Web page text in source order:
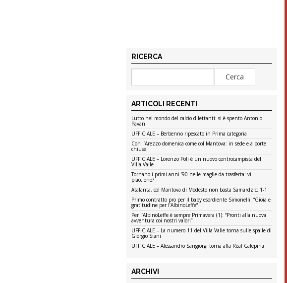
RICERCA
ARTICOLI RECENTI
Lutto nel mondo del calcio dilettanti: si è spento Antonio
Pavan
UFFICIALE – Berbenno ripescato in Prima categoria
Con l’Arezzo domenica come col Mantova: in sede e a porte
chiuse
UFFICIALE – Lorenzo Poli è un nuovo centrocampista del
Villa Valle
Tornano i primi anni ’90 nelle maglie da trasferta: vi
piacciono?
Atalanta, col Mantova di Modesto non basta Samardzic: 1-1
Primo contratto pro per il baby esordiente Simonelli: “Gioia e
gratitudine per l’AlbinoLeffe”
Per l’AlbinoLeffe è sempre Primavera (1): “Pronti alla nuova
avventura coi nostri valori”
UFFICIALE – La numero 11 del Villa Valle torna sulle spalle di
Giorgio Siani
UFFICIALE – Alessandro Sangiorgi torna alla Real Calepina
ARCHIVI